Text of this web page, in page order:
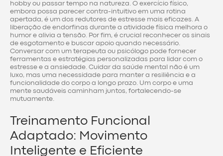
hobby ou passar tempo na natureza. O exercício físico,
embora possa parecer contra-intuitivo em uma rotina
apertada, é um dos redutores de estresse mais eficazes. A
liberação de endorfinas durante a atividade física melhora o
humor e alivia a tensão. Por fim, é crucial reconhecer os sinais
de esgotamento e buscar apoio quando necessário.
Conversar com um terapeuta ou psicólogo pode fornecer
ferramentas e estratégias personalizadas para lidar com o
estresse e a ansiedade. Cuidar da saúde mental não é um
luxo, mas uma necessidade para manter a resiliência e a
funcionalidade do corpo a longo prazo. Um corpo e uma
mente saudáveis caminham juntos, fortalecendo-se
mutuamente.
Treinamento Funcional
Adaptado: Movimento
Inteligente e Eficiente